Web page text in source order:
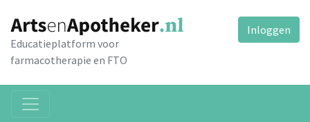
Educatieplatform voor
farmacotherapie en FTO
Inloggen